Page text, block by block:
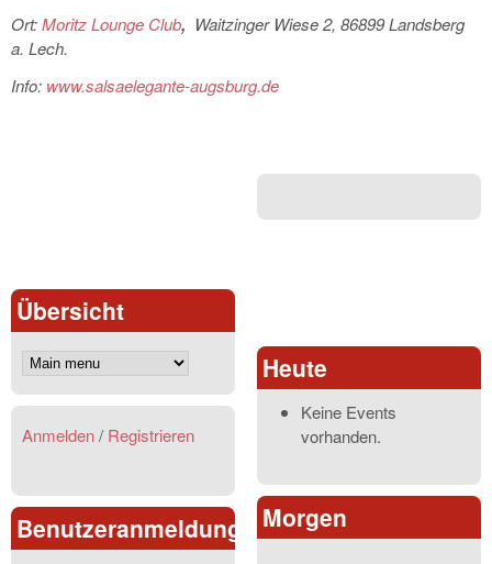
Ort:Moritz Lounge Club, Waitzinger Wiese 2, 86899 Landsberg
a. Lech.
Info: www.salsaelegante-augsburg.de
Übersicht
Anmelden/ Registrieren
Benutzeranmeldung
Heute
Keine Events
vorhanden.
Morgen